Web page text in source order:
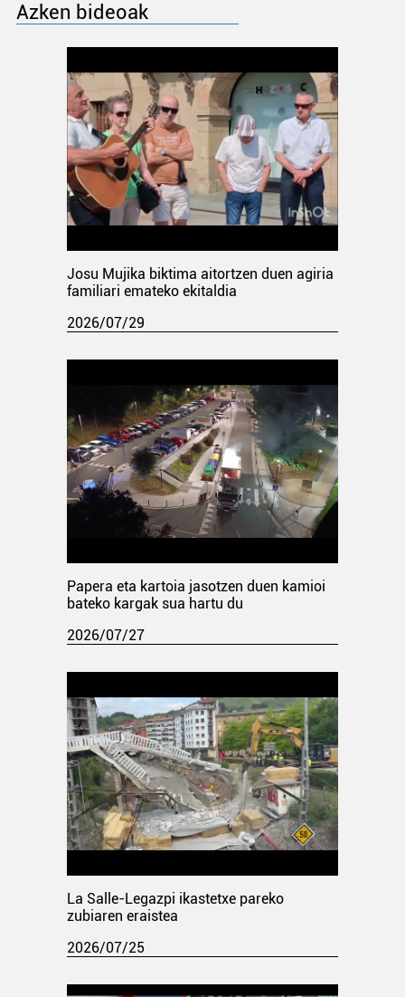
Azken bideoak
Josu Mujika biktima aitortzen duen agiria
familiari emateko ekitaldia
2026/07/29
Papera eta kartoia jasotzen duen kamioi
bateko kargak sua hartu du
2026/07/27
La Salle-Legazpi ikastetxe pareko
zubiaren eraistea
2026/07/25